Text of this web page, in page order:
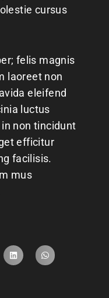
cursus
felis magnis
laoreet non
eleifend
luctus
non tincidunt
efficitur
facilisis.
mus